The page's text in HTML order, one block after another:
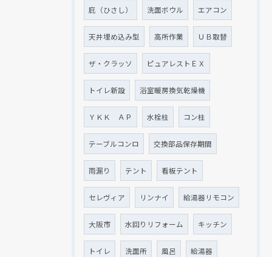
庇（ひさし） 洗面ボウル エアコン
天井埋め込み型 高所作業 ＵＢ取替
ザ・クラッソ ピュアレストＥＸ
トイレ新設 浴室暖房換気乾燥機
ＹＫＫ ＡＰ 水栓柱 コン柱
テーブルコンロ 交換部品保存期間
雨漏り テント 看板テント
セレヴィア リンナイ 給湯器リモコン
大阪市 水回りリフォーム キッチン
トイレ 洗面所 風呂 給湯器